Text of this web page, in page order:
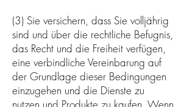
(3) Sie versichern, dass Sie volljährig
sind und über die rechtliche Befugnis,
das Recht und die Freiheit verfügen,
eine verbindliche Vereinbarung auf
der Grundlage dieser Bedingungen
einzugehen und die Dienste zu
nutzen und Produkte zu kaufen. Wenn